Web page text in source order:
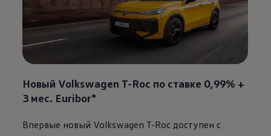
Новый Volkswagen T-Roc по ставке 0,99% +
3 мес. Euribor*
Впервые новый Volkswagen T-Roc доступен с